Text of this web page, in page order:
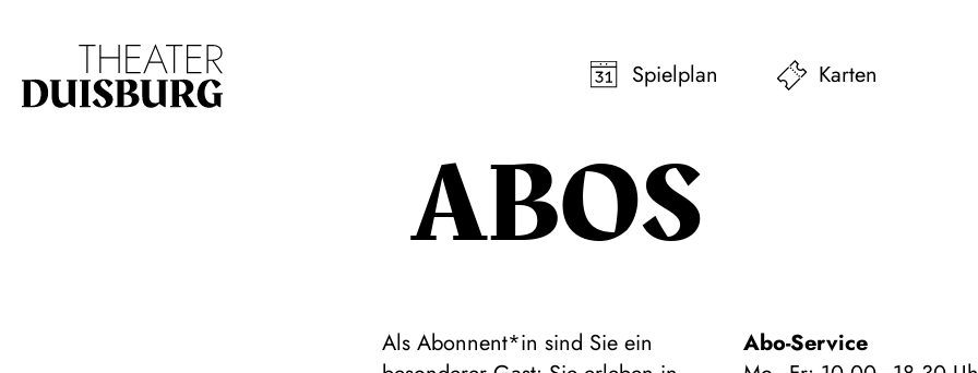
Spielplan
Karten
ABOS
Als Abonnent*in sind Sie ein
Abo-Service